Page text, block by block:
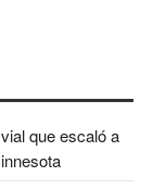
que escaló a